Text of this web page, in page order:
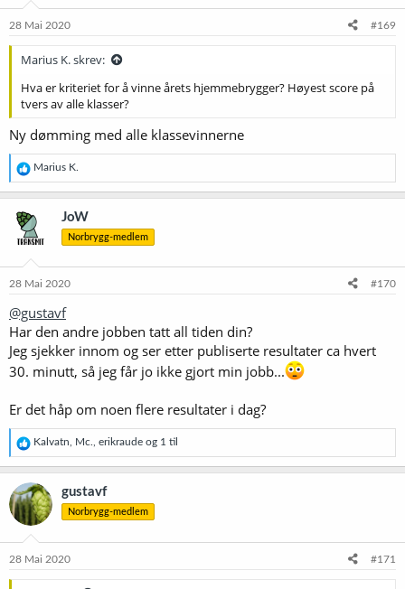
28 Mai 2020 #169
Marius K. skrev:
Hva er kriteriet for å vinne årets hjemmebrygger? Høyest score på
tvers av alle klasser?
Ny dømming med alle klassevinnerne
R
e
a
s
j
e
:
Marius K.
JoW
Norbrygg-medlem
28 Mai 2020 #170
@gustavf
Har den andre jobben tatt all tiden din?
Jeg sjekker innom og ser etter publiserte resultater ca hvert
30. minutt, så jeg får jo ikke gjort min jobb...
Er det håp om noen flere resultater i dag?
R
e
a
k
s
j
o
e
Kalvatn Mc. erikraude og 1 til
gustavf
Norbrygg-medlem
28 Mai 2020 #171